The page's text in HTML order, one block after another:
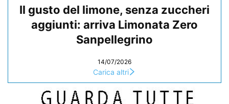
Il gusto del limone, senza zuccheri
aggiunti: arriva Limonata Zero
Sanpellegrino
14/07/2026
Carica altri